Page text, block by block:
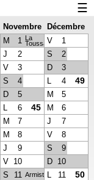
☰
Novembre
2023
Décembre
2023
M 1 La
Toussaint
V
1
J 2 S
2
V 3 D
3
S 4 L 4 49
D 5 M
5
L 6 45 M
6
M 7 J
7
M 8 V
8
J 9 S
9
V 10 D 10
S 11 ArmisticeL 11 50